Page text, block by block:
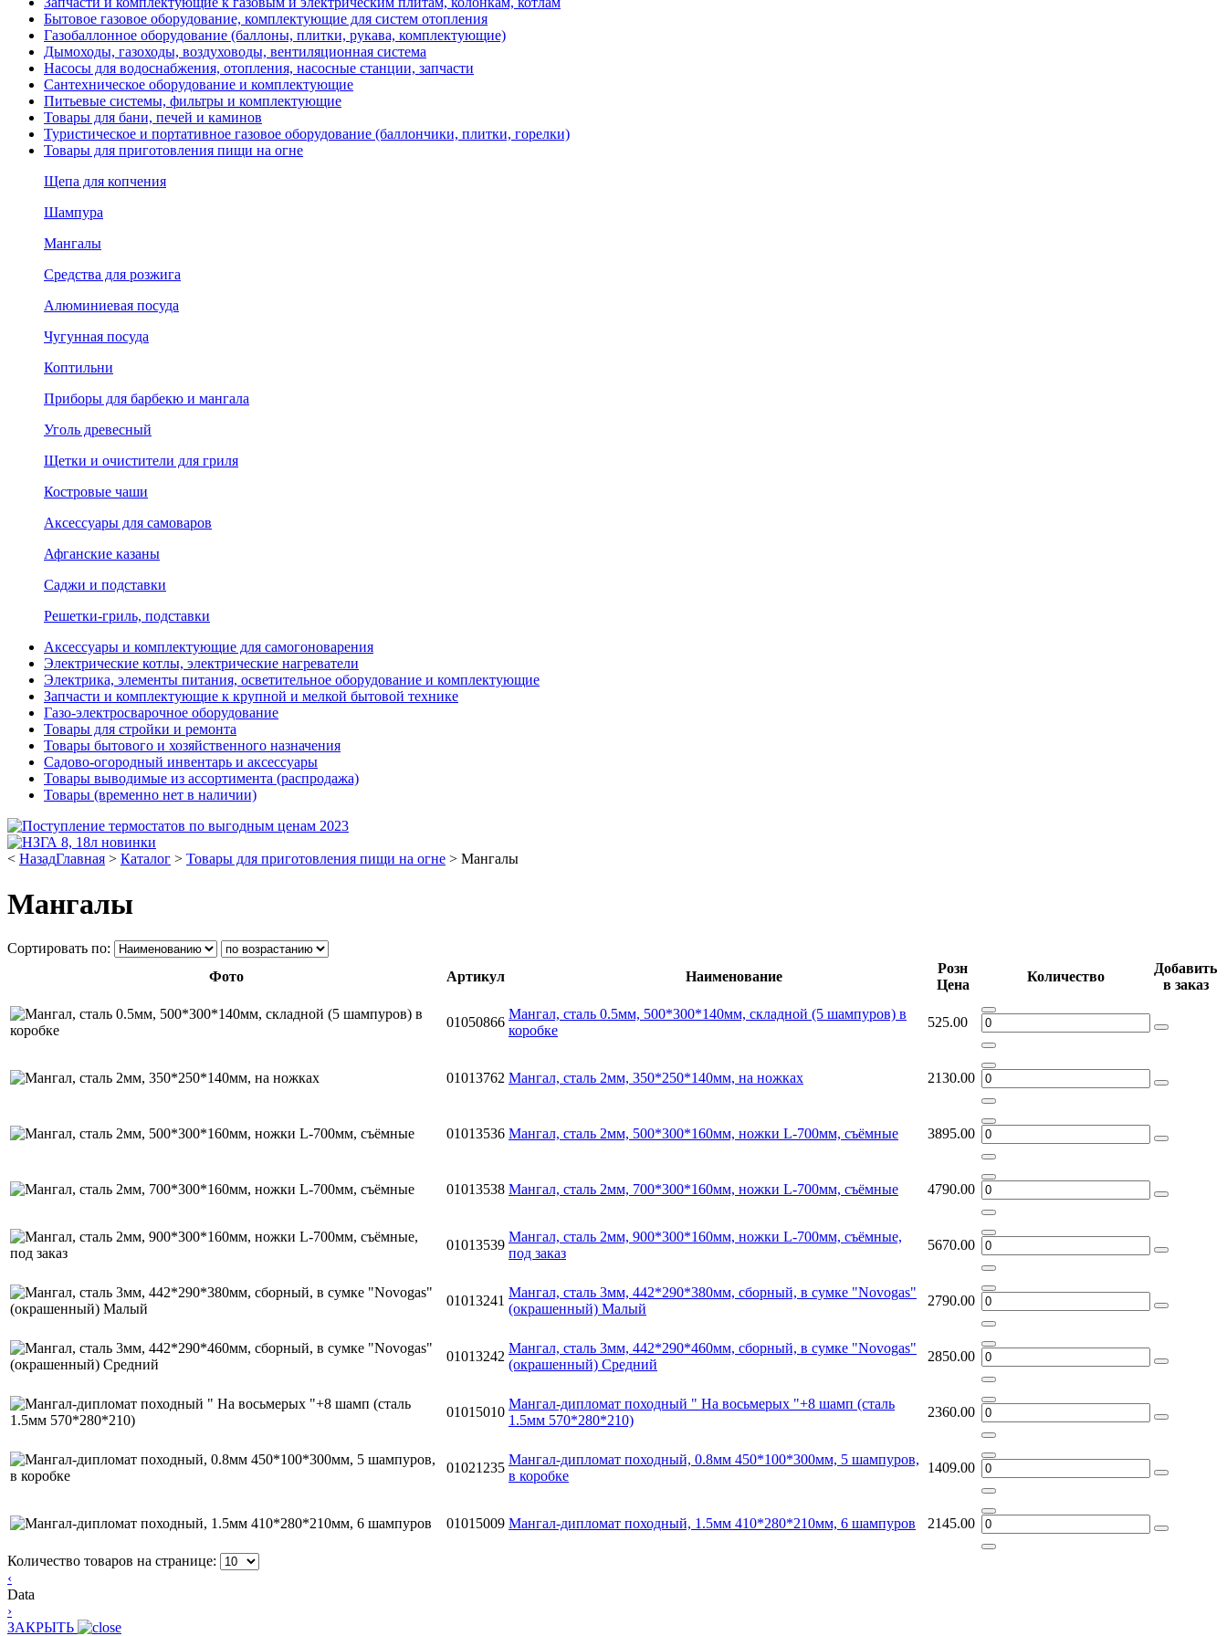
Бытовое газовое оборудование, комплектующие для систем отопления
Газобаллонное оборудование (баллоны, плитки, рукава, комплектующие)
Дымоходы, газоходы, воздуховоды, вентиляционная система
Насосы для водоснабжения, отопления, насосные станции, запчасти
Сантехническое оборудование и комплектующие
Питьевые системы, фильтры и комплектующие
Товары для бани, печей и каминов
Туристическое и портативное газовое оборудование (баллончики, плитки, горелки)
Товары для приготовления пищи на огне
Щепа для копчения
Шампура
Мангалы
Средства для розжига
Алюминиевая посуда
Чугунная посуда
Коптильни
Приборы для барбекю и мангала
Уголь древесный
Щетки и очистители для гриля
Костровые чаши
Аксессуары для самоваров
Афганские казаны
Саджи и подставки
Решетки-гриль, подставки
Аксессуары и комплектующие для самогоноварения
Электрические котлы, электрические нагреватели
Электрика, элементы питания, осветительное оборудование и комплектующие
Запчасти и комплектующие к крупной и мелкой бытовой технике
Газо-электросварочное оборудование
Товары для стройки и ремонта
Товары бытового и хозяйственного назначения
Садово-огородный инвентарь и аксессуары
Товары выводимые из ассортимента (распродажа)
Товары (временно нет в наличии)
< НазадГлавная > Каталог > Товары для приготовления пищи на огне > Мангалы
Мангалы
Сортировать по:
Фото
Артикул Наименование
Розн
Цена
Количество
Добавить
в заказ
01050866
Мангaл, сталь 0.5мм, 500*300*140мм, складнoй (5 шампуров) в
коробке
525.00
01013762 Мангaл, сталь 2мм, 350*250*140мм, на ножках 2130.00
01013536 Мангaл, сталь 2мм, 500*300*160мм, ножки L-700мм, съёмные 3895.00
01013538 Мангaл, сталь 2мм, 700*300*160мм, ножки L-700мм, съёмные 4790.00
01013539
Мангaл, сталь 2мм, 900*300*160мм, ножки L-700мм, съёмные,
под заказ
5670.00
01013241
Мангaл, сталь 3мм, 442*290*380мм, сборный, в сумке "Novogas"
(окрашенный) Малый
2790.00
01013242
Мангaл, сталь 3мм, 442*290*460мм, сборный, в сумке "Novogas"
(окрашенный) Средний
2850.00
01015010
Мангал-дипломат походный " На восьмерых "+8 шамп (сталь
1.5мм 570*280*210)
2360.00
01021235
Мангал-дипломат походный, 0.8мм 450*100*300мм, 5 шампуров,
в коробке
1409.00
01015009 Мангал-дипломат походный, 1.5мм 410*280*210мм, 6 шампуров 2145.00
Количество товаров на странице:
‹
Data
›
ЗАКРЫТЬ